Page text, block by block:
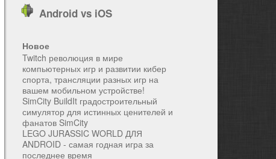
Android vs iOS
Новое
Twitch революция в мире
компьютерных игр и развитии кибер
спорта, трансляции разных игр на
вашем мобильном устройстве!
SimCity BuildIt градостроительный
симулятор для истинных ценителей и
фанатов SimCity
LEGO JURASSIC WORLD ДЛЯ
ANDROID - самая годная игра за
последнее время